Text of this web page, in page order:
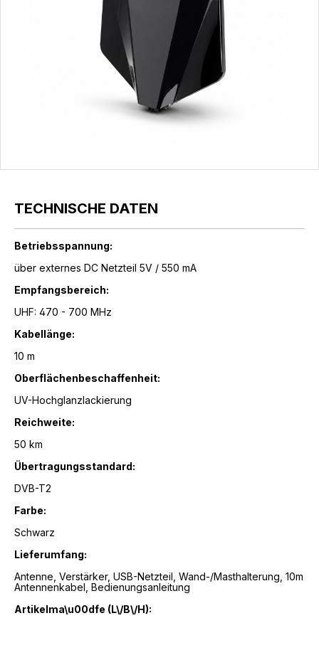
TECHNISCHE DATEN
Betriebsspannung:
über externes DC Netzteil 5V / 550 mA
Empfangsbereich:
UHF: 470 - 700 MHz
Kabellänge:
10 m
Oberflächenbeschaffenheit:
UV-Hochglanzlackierung
Reichweite:
50 km
Übertragungsstandard:
DVB-T2
Farbe:
Schwarz
Lieferumfang:
Antenne, Verstärker, USB-Netzteil, Wand-/Masthalterung, 10m
Antennenkabel, Bedienungsanleitung
Artikelma\u00dfe (L\/B\/H):